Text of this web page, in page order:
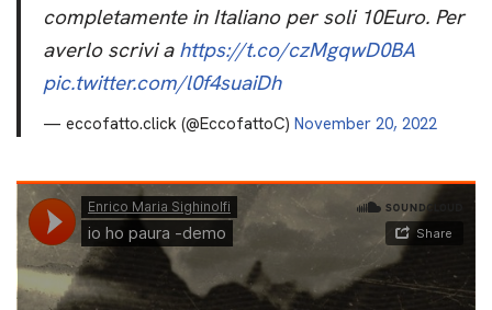
completamente in Italiano per soli 10Euro. Per
averlo scrivi a https://t.co/czMgqwD0BA
pic.twitter.com/l0f4suaiDh
— eccofatto.click (@EccofattoC) November 20, 2022